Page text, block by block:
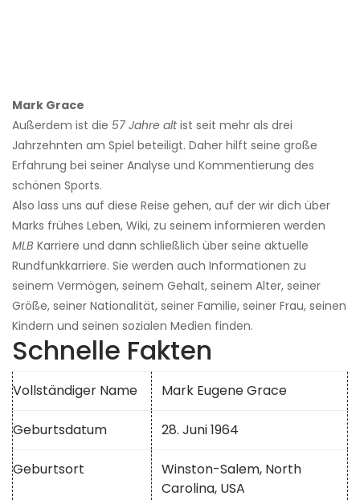
Mark Grace
Außerdem ist die 57 Jahre altist seit mehr als drei
Jahrzehnten am Spiel beteiligt. Daher hilft seine große
Erfahrung bei seiner Analyse und Kommentierung des
schönen Sports.
Also lass uns auf diese Reise gehen, auf der wir dich über
Marks frühes Leben, Wiki, zu seinem informieren werden
MLB Karriere und dann schließlich über seine aktuelle
Rundfunkkarriere. Sie werden auch Informationen zu
seinem Vermögen, seinem Gehalt, seinem Alter, seiner
Größe, seiner Nationalität, seiner Familie, seiner Frau, seinen
Kindern und seinen sozialen Medien finden.
Schnelle Fakten
Vollständiger Name Mark Eugene Grace
Geburtsdatum 28. Juni 1964
Geburtsort
Winston-Salem, North
Carolina, USA